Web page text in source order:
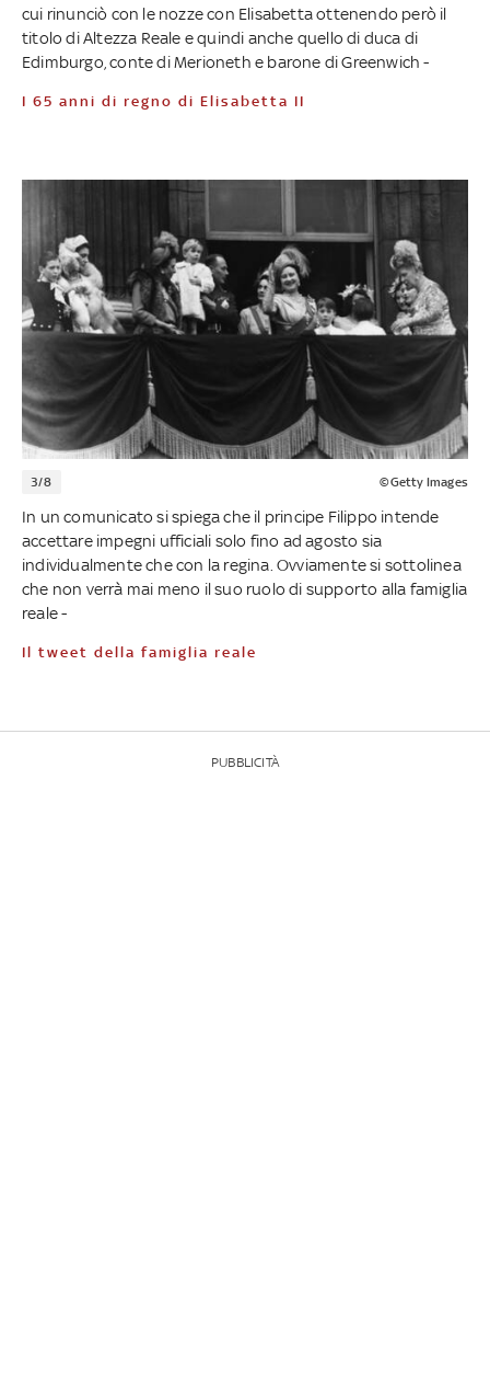
cui rinunciò con le nozze con Elisabetta ottenendo però il
titolo di Altezza Reale e quindi anche quello di duca di
Edimburgo, conte di Merioneth e barone di Greenwich -
I 65 anni di regno di Elisabetta II
3/8 ©Getty Images
In un comunicato si spiega che il principe Filippo intende
accettare impegni ufficiali solo fino ad agosto sia
individualmente che con la regina. Ovviamente si sottolinea
che non verrà mai meno il suo ruolo di supporto alla famiglia
reale -
Il tweet della famiglia reale
PUBBLICITÀ